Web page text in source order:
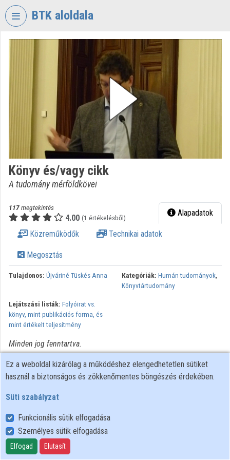
Fejléc kihagyása
BTK aloldala
TORIUM
BÖLCSÉSZETTUDOMÁNYI
KUTATÓKÖZPONT
Intézményi kezdőlap
Bejelentkezés
Intézményi felfedezés
Kategóriák
Intézmények
Közreműködők
Könyv és/vagy cikk
A tudomány mérföldkövei
117megtekintés
4.00 (1 értékelésből) Alapadatok
Közreműködők Technikai adatok
Megosztás
Tulajdonos: Újváriné Tüskés Anna Kategóriák: Humán tudományok,
Könyvtártudomány
Lejátszási listák: Folyóirat vs.
könyv, mint publikációs forma, és
mint értékelt teljesítmény
Minden jog fenntartva.
Felhasználói szabályzat
Adatkezelési tájékoztató
Süti szabályzat
Ez a weboldal kizárólag a működéshez elengedhetetlen sütiket
használ a biztonságos és zökkenőmentes böngészés érdekében.
Süti szabályzat
Funkcionális sütik elfogadása
Személyes sütik elfogadása
Elfogad Elutasít